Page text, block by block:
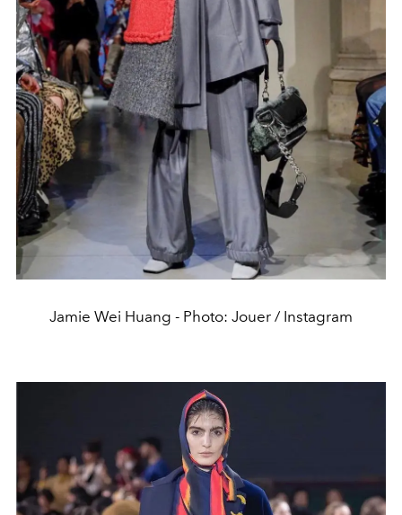
Jamie Wei Huang - Photo: Jouer / Instagram